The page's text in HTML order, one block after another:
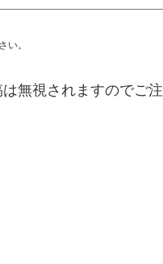
い。
無視されますのでご